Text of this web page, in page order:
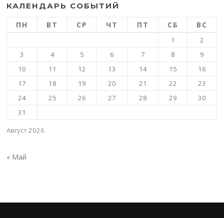
КАЛЕНДАРЬ СОБЫТИЙ
Август 2026
ПН ВТ СР ЧТ ПТ СБ ВС
1
2
3
4 5 6 7 8
9
10
11 12 13 14 15
16
17
18 19 20 21 22
23
24
25 26 27 28 29
30
31
« Май